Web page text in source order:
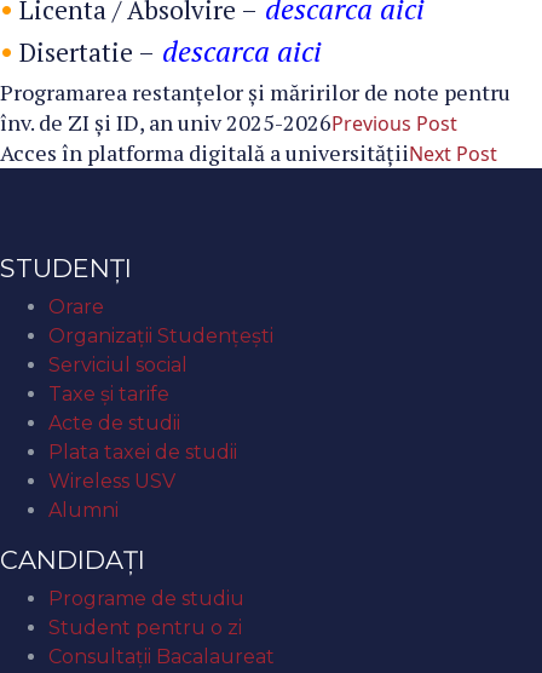
• Licenta / Absolvire – descarca aici
• Disertatie – descarca aici
Programarea restanțelor și măririlor de note pentru
înv. de ZI şi ID, an univ 2025-2026Previous Post
Acces în platforma digitală a universitățiiNext Post
STUDENȚI
Orare
Organizaţii Studenţeşti
Serviciul social
Taxe și tarife
Acte de studii
Plata taxei de studii
Wireless USV
Alumni
CANDIDAȚI
Programe de studiu
Student pentru o zi
Consultații Bacalaureat